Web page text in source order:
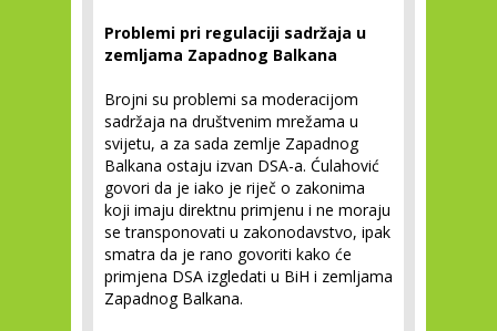
Problemi pri regulaciji sadržaja u
zemljama Zapadnog Balkana
Brojni su problemi sa moderacijom
sadržaja na društvenim mrežama u
svijetu, a za sada zemlje Zapadnog
Balkana ostaju izvan DSA-a. Ćulahović
govori da je iako je riječ o zakonima
koji imaju direktnu primjenu i ne moraju
se transponovati u zakonodavstvo, ipak
smatra da je rano govoriti kako će
primjena DSA izgledati u BiH i zemljama
Zapadnog Balkana.